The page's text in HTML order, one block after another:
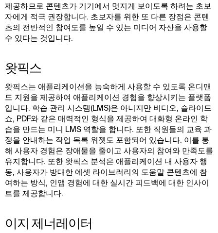
제공하므로 콘텐츠가 기기에서 멋지게 보이도록 하려는 초보
자에게 적극 권장합니다. 초보자를 위한 또 다른 장점은 콘텐
츠의 전반적인 참여도를 높일 수 있는 미디어 자산을 사용할
수 있다는 것입니다.
왓픽스
왓픽스는 애플리케이션을 능숙하게 사용할 수 있도록 온디맨
드 지원을 제공하여 애플리케이션 경험을 향상시키는 플랫폼
입니다. 학습 관리 시스템(LMS)은 아니지만 비디오, 슬라이드
쇼, PDF와 같은 매력적인 형식을 제공하여 대화형 온라인 학
습을 만드는 미니 LMS 역할을 합니다. 또한 직원들의 교육 과
정을 안내하는 작업 목록 위젯도 포함되어 있습니다. 이를 통
해 사용자 경험은 장애물을 줄이고 사용자의 참여와 만족도를
유지합니다. 또한 왓픽스 분석은 애플리케이션 내 사용자 행
동, 사용자가 방대한 에셋 라이브러리의 도움말 콘텐츠에 참
여하는 방식, 인앱 경험에 대한 실시간 피드백에 대한 인사이
트를 제공합니다.
이지 제너레이터